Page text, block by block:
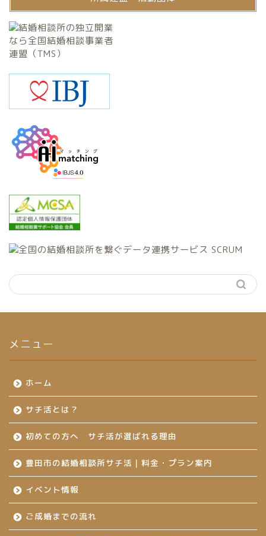
メニュー
ホーム
サチ活とは？
初めての方へ サチ活が選ばれる理由
豊田市の結婚相談所サチ活｜料金・プラン案内
イベント情報
ご成婚までの流れ